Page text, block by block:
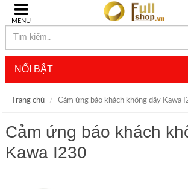
MENU
NỔI BẬT
Trang chủ Cảm ứng báo khách không dây Kawa
Cảm ứng báo khách
Kawa I230